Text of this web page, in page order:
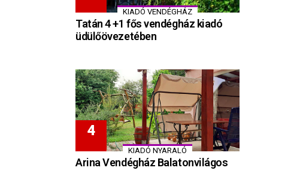
KIADÓ VENDÉGHÁZ
Tatán 4 +1 fős vendégház kiadó
üdülőövezetében
KIADÓ NYARALÓ
Arina Vendégház Balatonvilágos